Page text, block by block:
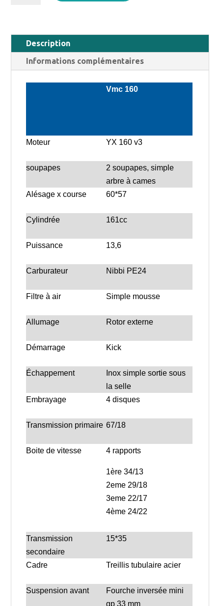
F11
Description
Informations complémentaires
Vmc 160
Moteur YX 160 v3
soupapes
2 soupapes, simple
arbre à cames
Alésage x course
60*57
Cylindrée 161cc
Puissance 13,6
Carburateur Nibbi PE24
Filtre à air Simple mousse
Allumage Rotor externe
Démarrage Kick
Échappement
Inox simple sortie sous
la selle
Embrayage
4 disques
Transmission primaire 67/18
Boite de vitesse 4 rapports
1ère 34/13
2eme 29/18
3eme 22/17
4ème 24/22
Transmission
secondaire
15*35
Cadre Treillis tubulaire acier
Suspension avant
Fourche inversée mini
gp 33 mm